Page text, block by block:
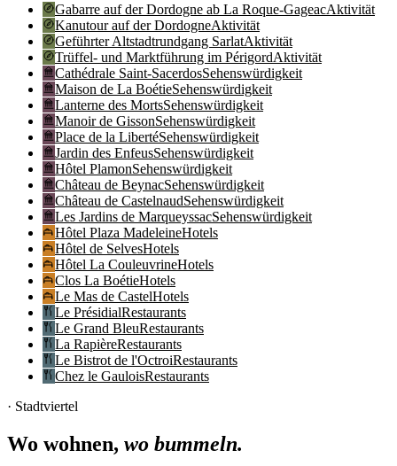
Gabarre auf der Dordogne ab La Roque-GageacAktivität
Kanutour auf der DordogneAktivität
Geführter Altstadtrundgang SarlatAktivität
Trüffel- und Marktführung im PérigordAktivität
Cathédrale Saint-SacerdosSehenswürdigkeit
Maison de La BoétieSehenswürdigkeit
Lanterne des MortsSehenswürdigkeit
Manoir de GissonSehenswürdigkeit
Place de la LibertéSehenswürdigkeit
Jardin des EnfeusSehenswürdigkeit
Hôtel PlamonSehenswürdigkeit
Château de BeynacSehenswürdigkeit
Château de CastelnaudSehenswürdigkeit
Les Jardins de MarqueyssacSehenswürdigkeit
Hôtel Plaza MadeleineHotels
Hôtel de SelvesHotels
Hôtel La CouleuvrineHotels
Clos La BoétieHotels
Le Mas de CastelHotels
Le PrésidialRestaurants
Le Grand BleuRestaurants
La RapièreRestaurants
Le Bistrot de l'OctroiRestaurants
Chez le GauloisRestaurants
· Stadtviertel
Wo wohnen, wo bummeln.